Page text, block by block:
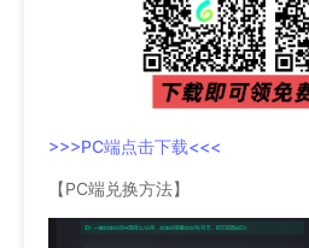
>>>PC端点击下载<<<
【PC端兑换方法】